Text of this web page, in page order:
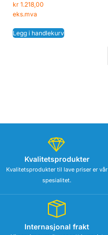
kr 1.218,00
eks.mva
Legg i handlekurv
Kvalitetsprodukter
Kvalitetsprodukter til lave priser er vår
spesialitet.
Internasjonal frakt